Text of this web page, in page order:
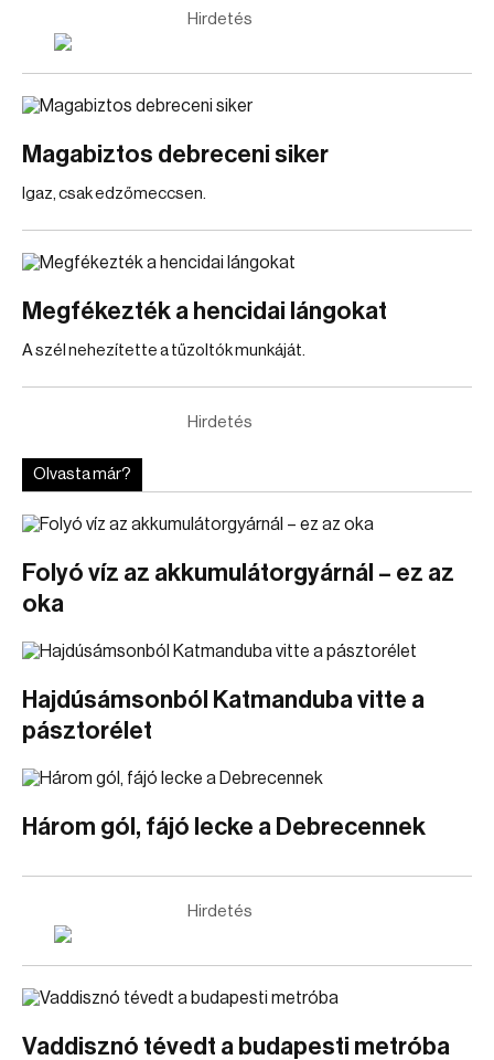
Hirdetés
Magabiztos debreceni siker
Igaz, csak edzőmeccsen.
Megfékezték a hencidai lángokat
A szél nehezítette a tűzoltók munkáját.
Hirdetés
Olvasta már?
Folyó víz az akkumulátorgyárnál – ez az
oka
Hajdúsámsonból Katmanduba vitte a
pásztorélet
Három gól, fájó lecke a Debrecennek
Hirdetés
Vaddisznó tévedt a budapesti metróba